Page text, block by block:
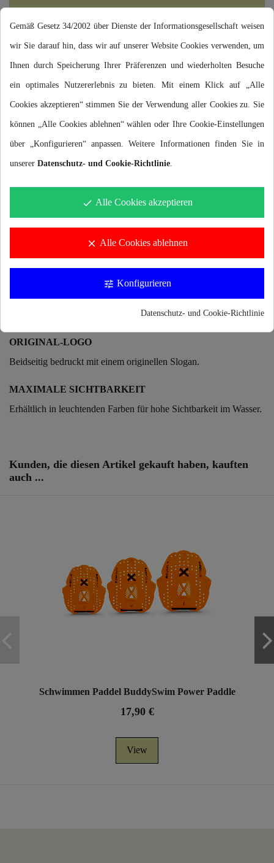
Beschreibung
Hergestellt aus hochwertigem Silikon
Hohe Widerstandsfähigkeit gegen Abnutzung und Kratzer
ORIGINAL-LOGO
Beidseitig bedruckt mit einem originellen Slogan.
MAXIMALE SICHTBARKEIT
Erhältlich in leuchtenden Farben für hohe Sichtbarkeit im Wasser.
Kunden, die diesen Artikel gekauft haben, kauften
auch ...
Schwimmen Paddel BuddySwim Power Paddle
17,90 €
View
Gemäß Gesetz 34/2002 über Dienste der Informationsgesellschaft weisen
wir Sie darauf hin, dass wir auf unserer Website Cookies verwenden, um
Ihnen durch Speicherung Ihrer Präferenzen und wiederholten Besuche
ein optimales Nutzererlebnis zu bieten. Mit einem Klick auf „Alle
Cookies akzeptieren“ stimmen Sie der Verwendung aller Cookies zu. Sie
können „Alle Cookies ablehnen“ wählen oder Ihre Cookie-Einstellungen
über „Konfigurieren“ anpassen. Weitere Informationen finden Sie in
unserer Datenschutz- und Cookie-Richtlinie
done Alle Cookies akzeptieren
clear Alle Cookies ablehnen
tune Konfigurieren
Datenschutz- und Cookie-Richtlinie